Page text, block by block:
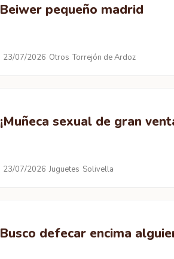
Beiwer pequeño madrid
23/07/2026 Otros Torrejón de Ardoz
¡Muñeca sexual de gran
23/07/2026 Juguetes Solivella
Busco defecar encima